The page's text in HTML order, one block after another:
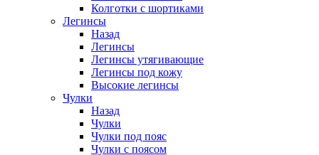
Колготки с шортиками
Легинсы
Назад
Легинсы
Легинсы утягивающие
Легинсы под кожу
Высокие легинсы
Чулки
Назад
Чулки
Чулки под пояс
Чулки с поясом